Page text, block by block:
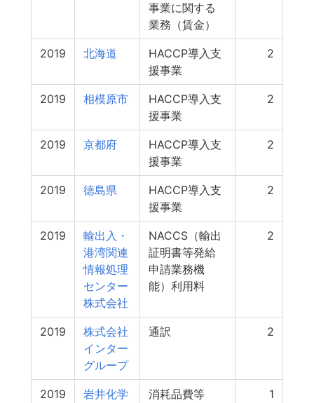
事業に関する
業務（賃金）
2019 北海道
HACCP導入支
援事業
2
2019 相模原市
HACCP導入支
援事業
2
2019 京都府
HACCP導入支
援事業
2
2019 徳島県
HACCP導入支
援事業
2
2019
輸出入・
港湾関連
情報処理
センター
株式会社
NACCS（輸出
証明書等発給
申請業務機
能）利用料
2
2019
株式会社
インター
グループ
通訳 2
2019
岩井化学
消耗品費等 1